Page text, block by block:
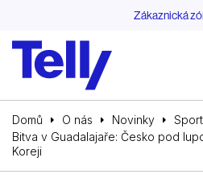
Zákaznická
Domů O nás Novinky
Bitva v Guadalajaře: Česko pod
Koreji